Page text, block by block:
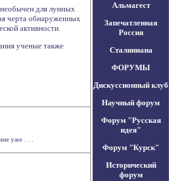
для лунных
черта обнаруженных
активности.
ученые также
уже . . .
Альмагест
Запечатленная
Россия
Сталиниана
ФОРУМЫ
Дискуссионный клуб
Научный форум
Форум "Русская
идея"
Форум "Курск"
Исторический
форум